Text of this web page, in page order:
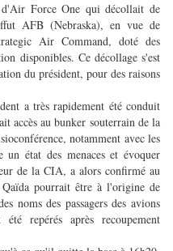
Force One qui décollait de
AFB (Nebraska), en vue de
Air Command, doté des
disponibles. Ce décollage s'est
du président, pour des raisons
a très rapidement été conduit
accès au bunker souterrain de la
notamment avec les
un état des menaces et évoquer
de la CIA, a alors confirmé au
pourrait être à l'origine de
noms des passagers des avions
repérés après recoupement